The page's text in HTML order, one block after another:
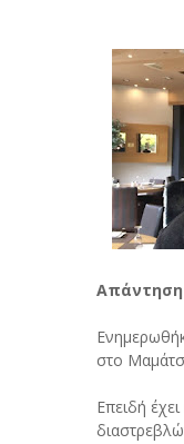
Απάντηση
στο
Επειδή